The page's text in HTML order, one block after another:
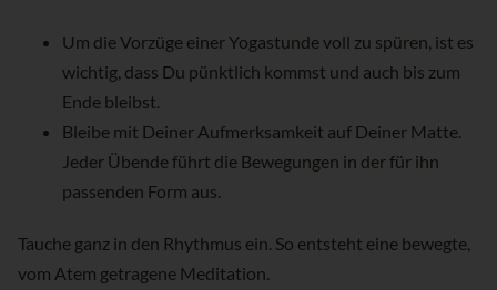
Um die Vorzüge einer Yogastunde voll zu spüren, ist es
wichtig, dass Du pünktlich kommst und auch bis zum
Ende bleibst.
Bleibe mit Deiner Aufmerksamkeit auf Deiner Matte.
Jeder Übende führt die Bewegungen in der für ihn
passenden Form aus.
Tauche ganz in den Rhythmus ein. So entsteht eine bewegte,
vom Atem getragene Meditation.